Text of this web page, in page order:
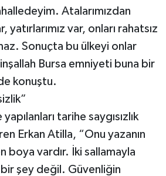
Atalarımızdan
yatırlarımız var, onları rahatsız
Sonuçta bu ülkeyi onlar
Bursa emniyeti buna bir
konuştu.
yapılanları tarihe saygısızlık
Erkan Atilla, “Onu yazanın
boya vardır. İki sallamayla
bir şey değil. Güvenliğin